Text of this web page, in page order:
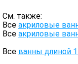
См. также:
Все акриловые
Все акриловые
Все ванны длиной